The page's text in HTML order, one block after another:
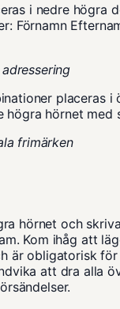
i nedre högra
Förnamn
placeras
hörnet med
frimärken
hörnet och
Kom ihåg att
är obligatorisk
att dra alla